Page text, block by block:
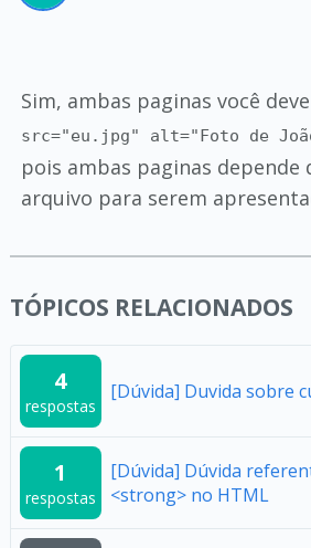
Sim, ambas paginas você
src="eu.jpg" alt="Foto de
pois ambas paginas depende
arquivo para serem
TÓPICOS RELACIONADOS
4
respostas
[Dúvida] Duvida sobre
1
respostas
[Dúvida] Dúvida
<strong> no HTML